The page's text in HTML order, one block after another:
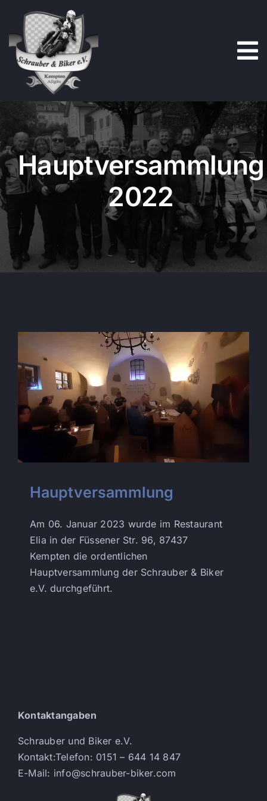
Inhalt
springen
Hauptversammlung
2022
Hauptversammlung
Am 06. Januar 2023 wurde im Restaurant
Elia in der Füssener Str. 96, 87437
Kempten die ordentlichen
Hauptversammlung der Schrauber & Biker
e.V. durchgeführt.
Kontaktangaben
Schrauber und Biker e.V.
Kontakt:Telefon: 0151 – 644 14 847
E-Mail: info@schrauber-biker.com